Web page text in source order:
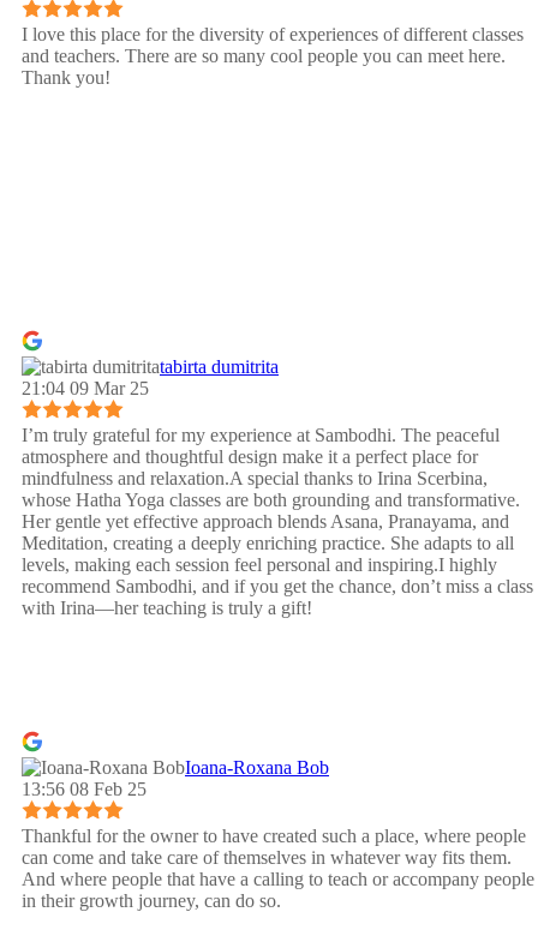
I love this place for the diversity of experiences of different classes
and teachers. There are so many cool people you can meet here.
Thank you!
tabirta dumitrita
21:04 09 Mar 25
I’m truly grateful for my experience at Sambodhi. The peaceful
atmosphere and thoughtful design make it a perfect place for
mindfulness and relaxation.A special thanks to Irina Scerbina,
whose Hatha Yoga classes are both grounding and transformative.
Her gentle yet effective approach blends Asana, Pranayama, and
Meditation, creating a deeply enriching practice. She adapts to all
levels, making each session feel personal and inspiring.I highly
recommend Sambodhi, and if you get the chance, don’t miss a class
with Irina—her teaching is truly a gift!
Ioana-Roxana Bob
13:56 08 Feb 25
Thankful for the owner to have created such a place, where people
can come and take care of themselves in whatever way fits them.
And where people that have a calling to teach or accompany people
in their growth journey, can do so.